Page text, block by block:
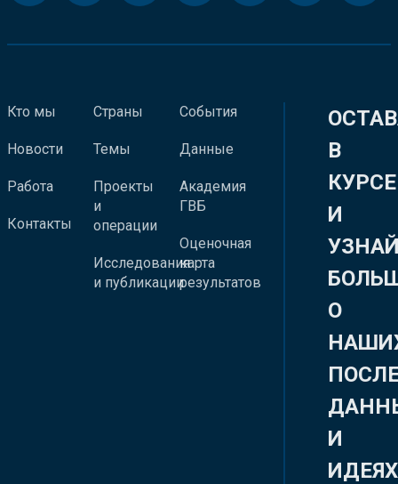
Кто мы
Новости
Работа
Контакты
Страны
Темы
Проекты
и
операции
Исследования
и публикации
События
Данные
Академия
ГВБ
Оценочная
карта
результатов
В
КУРСЕ
И
О
И
ИДЕЯХ